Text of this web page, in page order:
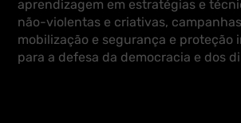
aprendizagem em estratégias e
não-violentas e criativas,
mobilização e segurança e proteção
para a defesa da democracia e dos